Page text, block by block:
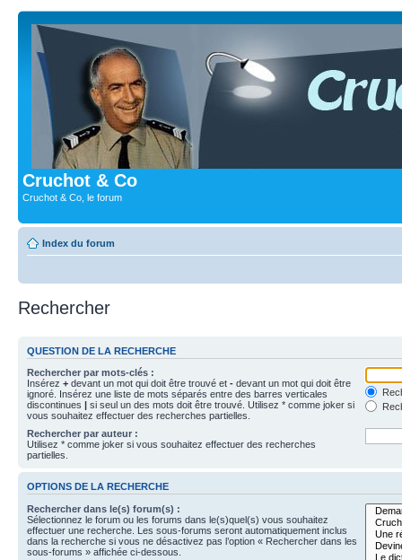
Cruchot & Co
Cruchot & Co, le forum
Index du forum
Rechercher
QUESTION DE LA RECHERCHE
Rechercher par mots-clés :
Insérez + devant un mot qui doit être trouvé et - devant un mot qui doit être
ignoré. Insérez une liste de mots séparés entre des barres verticales
discontinues | si seul un des mots doit être trouvé. Utilisez * comme joker si
vous souhaitez effectuer des recherches partielles.
Rechercher par auteur :
Utilisez * comme joker si vous souhaitez effectuer des recherches
partielles.
OPTIONS DE LA RECHERCHE
Rechercher dans le(s) forum(s) :
Sélectionnez le forum ou les forums dans le(s)quel(s) vous souhaitez
effectuer une recherche. Les sous-forums seront automatiquement inclus
dans la recherche si vous ne désactivez pas l’option « Rechercher dans les
sous-forums » affichée ci-dessous.